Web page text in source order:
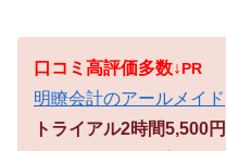
口コミ高評価多数↓PR
明瞭会計のアールメイド
トライアル2時間5,500